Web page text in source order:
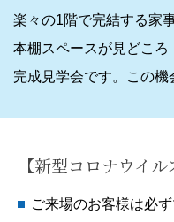
楽々の1階で完結する家
本棚スペースが見どころ
完成見学会です。この
【新型コロナウイル
ご来場のお客様は必